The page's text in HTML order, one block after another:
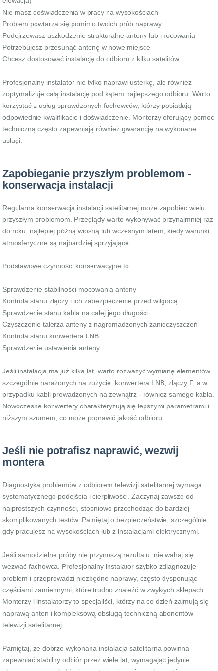
Nie masz doświadczenia w pracy na wysokościach
Problem powtarza się pomimo twoich prób naprawy
Podejrzewasz uszkodzenie strukturalne anteny lub mocowania
Potrzebujesz przesunąć antenę w nowe miejsce
Chcesz dostosować instalację do odbioru z kilku satelitów
Profesjonalny instalator nie tylko naprawi usterkę, ale również
zoptymalizuje całą instalację pod kątem najlepszego odbioru. Warto
korzystać z usług sprawdzonych fachowców, którzy posiadają
odpowiednie kwalifikacje i doświadczenie. Monterzy oferujący pomoc
techniczną często zapewniają również gwarancję na wykonane
usługi.
Zapobieganie przyszłym problemom -
konserwacja instalacji
Regularna konserwacja instalacji satelitarnej może zapobiec wielu
przyszłym problemom. Przeglądy warto wykonywać przynajmniej raz
do roku, najlepiej późną wiosną lub wczesnym latem, kiedy warunki
atmosferyczne są najbardziej sprzyjające.
Podstawowe czynności konserwacyjne to:
Sprawdzenie stabilności mocowania anteny
Kontrola stanu złączy i ich zabezpieczenie przed wilgocią
Sprawdzenie stanu kabla na całej jego długości
Czyszczenie talerza anteny z nagromadzonych zanieczyszczeń
Kontrola stanu konwertera LNB
Sprawdzenie ustawienia anteny
Jeśli instalacja ma już kilka lat, warto rozważyć wymianę elementów
szczególnie narażonych na zużycie: konwertera LNB, złączy F, a w
przypadku kabli prowadzonych na zewnątrz - również samego kabla.
Nowoczesne konwertery charakteryzują się lepszymi parametrami i
niższym szumem, co może poprawić jakość odbioru.
Jeśli nie potrafisz naprawić, wezwij
montera
Diagnostyka problemów z odbiorem telewizji satelitarnej wymaga
systematycznego podejścia i cierpliwości. Zaczynaj zawsze od
najprostszych czynności, stopniowo przechodząc do bardziej
skomplikowanych testów. Pamiętaj o bezpieczeństwie, szczególnie
gdy pracujesz na wysokościach lub z instalacjami elektrycznymi.
Jeśli samodzielne próby nie przynoszą rezultatu, nie wahaj się
wezwać fachowca. Profesjonalny instalator szybko zdiagnozuje
problem i przeprowadzi niezbędne naprawy, często dysponując
częściami zamiennymi, które trudno znaleźć w zwykłych sklepach.
Monterzy i instalatorzy to specjaliści, którzy na co dzień zajmują się
naprawą anten i kompleksową obsługą techniczną abonentów
telewizji satelitarnej.
Pamiętaj, że dobrze wykonana instalacja satelitarna powinna
zapewniać stabilny odbiór przez wiele lat, wymagając jedynie